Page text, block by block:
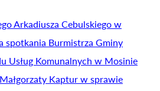
Arkadiusza Cebulskiego w
spotkania Burmistrza Gminy
Usług Komunalnych w Mosinie
Kaptur w sprawie